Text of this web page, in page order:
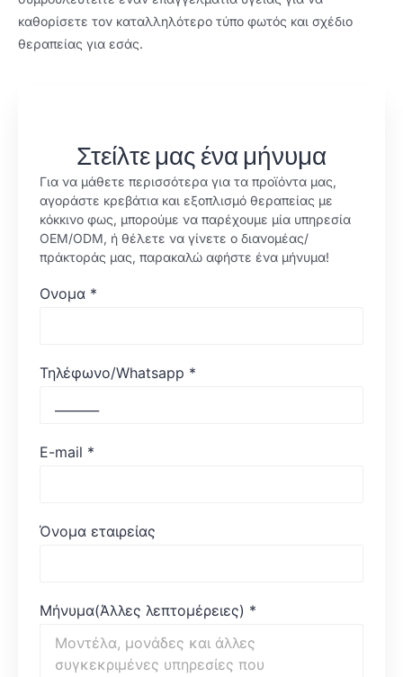
καθορίσετε τον καταλληλότερο τύπο φωτός και σχέδιο
θεραπείας για εσάς.
Στείλτε μας ένα μήνυμα
Για να μάθετε περισσότερα για τα προϊόντα μας,
αγοράστε κρεβάτια και εξοπλισμό θεραπείας με
κόκκινο φως, μπορούμε να παρέχουμε μία υπηρεσία
OEM/ODM, ή θέλετε να γίνετε ο διανομέας/
πράκτοράς μας, παρακαλώ αφήστε ένα μήνυμα!
Ονομα *
Τηλέφωνο/Whatsapp *
E-mail *
Όνομα εταιρείας
Μήνυμα(Άλλες λεπτομέρειες) *